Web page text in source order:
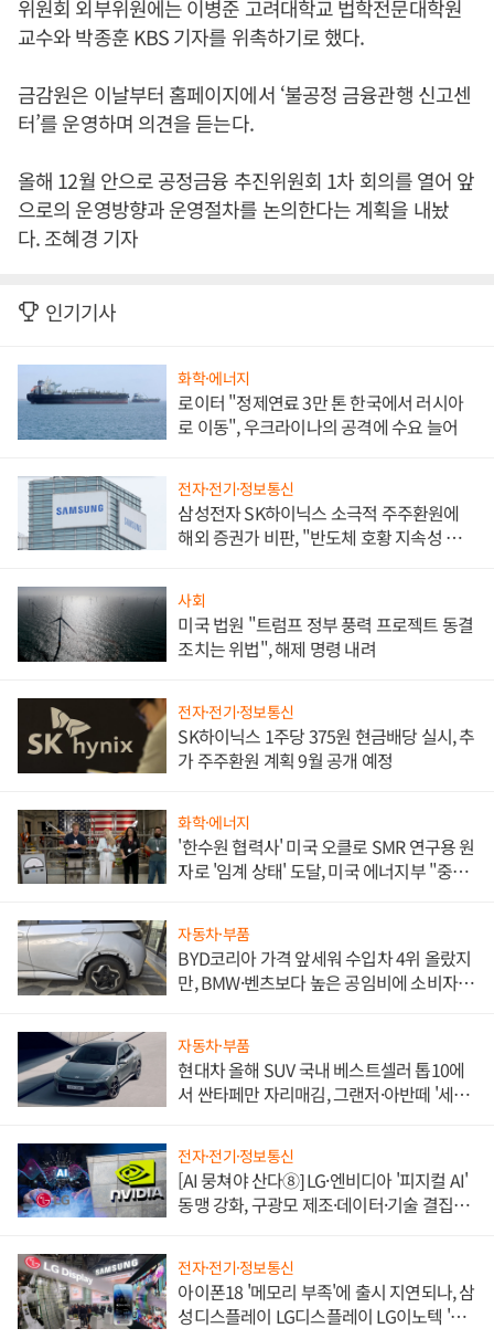
위원회 외부위원에는 이병준 고려대학교 법학전문대학원
교수와 박종훈 KBS 기자를 위촉하기로 했다.
금감원은 이날부터 홈페이지에서 ‘불공정 금융관행 신고센
터’를 운영하며 의견을 듣는다.
올해 12월 안으로 공정금융 추진위원회 1차 회의를 열어 앞
으로의 운영방향과 운영절차를 논의한다는 계획을 내놨
다. 조혜경 기자
인기기사
화학·에너지
로이터 "정제연료 3만 톤 한국에서 러시아
로 이동", 우크라이나의 공격에 수요 늘어
전자·전기·정보통신
삼성전자 SK하이닉스 소극적 주주환원에
해외 증권가 비판, "반도체 호황 지속성 의
사회
미국 법원 "트럼프 정부 풍력 프로젝트 동결
조치는 위법", 해제 명령 내려
전자·전기·정보통신
SK하이닉스 1주당 375원 현금배당 실시, 추
가 주주환원 계획 9월 공개 예정
화학·에너지
'한수원 협력사' 미국 오클로 SMR 연구용 원
자로 '임계 상태' 도달, 미국 에너지부 "중요
자동차·부품
BYD코리아 가격 앞세워 수입차 4위 올랐지
만, BMW·벤츠보다 높은 공임비에 소비자
자동차·부품
현대차 올해 SUV 국내 베스트셀러 톱10에
서 싼타페만 자리매김, 그랜저·아반떼 '세단
전자·전기·정보통신
[AI 뭉쳐야 산다⑧] LG·엔비디아 '피지컬 AI'
동맹 강화, 구광모 제조·데이터·기술 결집
전자·전기·정보통신
아이폰18 '메모리 부족'에 출시 지연되나, 삼
성디스플레이 LG디스플레이 LG이노텍 '탈